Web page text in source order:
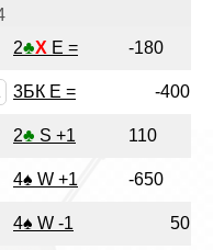
2♣X E = -180
3БК E = -400
2♣ S +1 110
4♠ W +1 -650
4♠ W -1 50